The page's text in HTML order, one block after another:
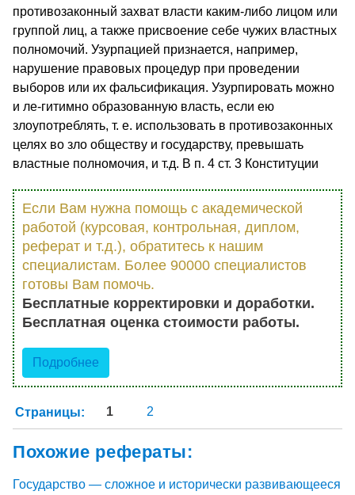
противозаконный захват власти каким-либо лицом или
группой лиц, а также присвоение себе чужих властных
полномочий. Узурпацией признается, например,
нарушение правовых процедур при проведении
выборов или их фальсификация. Узурпировать можно
и ле-гитимно образованную власть, если ею
злоупотреблять, т. е. использовать в противозаконных
целях во зло обществу и государству, превышать
властные полномочия, и т.д. В п. 4 ст. 3 Конституции
Если Вам нужна помощь с академической
работой (курсовая, контрольная, диплом,
реферат и т.д.), обратитесь к нашим
специалистам. Более 90000 специалистов
готовы Вам помочь.
Бесплатные корректировки и доработки.
Бесплатная оценка стоимости работы.
Подробнее
Страницы: 1 2
Похожие рефераты:
Государство — сложное и исторически развивающееся